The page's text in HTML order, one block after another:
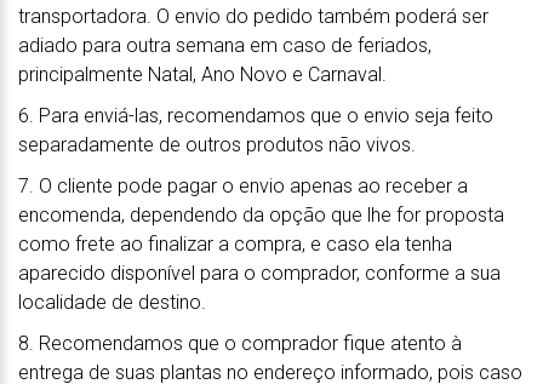
transportadora. O envio do pedido também poderá ser
adiado para outra semana em caso de feriados,
principalmente Natal, Ano Novo e Carnaval.
6. Para enviá-las, recomendamos que o envio seja feito
separadamente de outros produtos não vivos.
7. O cliente pode pagar o envio apenas ao receber a
encomenda, dependendo da opção que lhe for proposta
como frete ao finalizar a compra, e caso ela tenha
aparecido disponível para o comprador, conforme a sua
localidade de destino.
8. Recomendamos que o comprador fique atento à
entrega de suas plantas no endereço informado, pois caso